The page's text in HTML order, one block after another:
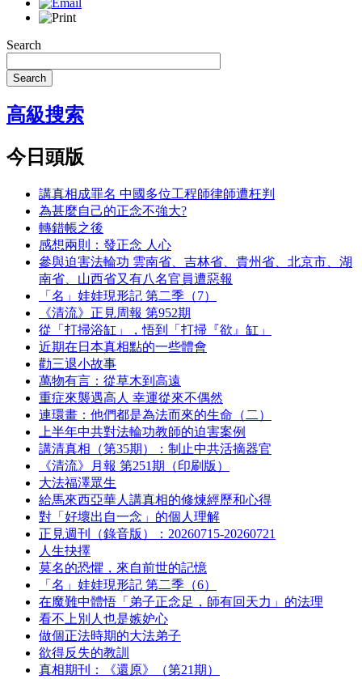
Search
Search
高級搜索
今日頭版
講真相成罪名 中國多位工程師律師遭枉判
為甚麼自己的正念不強大?
轉錯帳之後
感想兩則：發正念 人心
參與迫害法輪功 雲南省、吉林省、貴州省、北京市、湖
南省、山西省又有八名官員遭惡報
「名」娃娃現形記 第二季（7）
《清流》正見周報 第952期
從「打掃浴缸」，悟到「打掃『欲』缸」
近期在日本真相點的一些體會
勸三退小故事
萬物有言：從草木到高遠
重症來襲遇高人 幸運從來不偶然
連環畫：他們都是為法而來的生命（二）
上半年中共對法輪功教師的迫害案例
講清真相（第35期）：制止中共活摘器官
《清流》月報 第251期（印刷版）
大法福澤眾生
給馬來西亞華人講真相的修煉經歷和心得
對「好壞出自一念」的個人理解
正見週刊（錄音版）：20260715-20260721
人生抉擇
莫名的恐懼，來自前世的記憶
「名」娃娃現形記 第二季（6）
在魔難中體悟「弟子正念足，師有回天力」的法理
看不上別人也是嫉妒心
做個正法時期的大法弟子
欲得反失的教訓
真相期刊：《還原》（第21期）